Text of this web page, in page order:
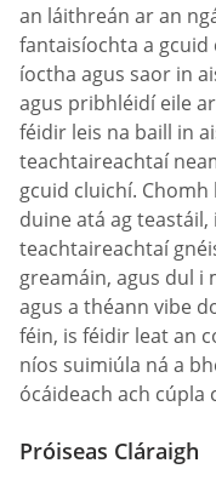
an láithreán ar an
fantaisíochta a gcuid
íoctha agus saor in
agus pribhléidí eile
féidir leis na baill in
teachtaireachtaí
gcuid cluichí.
duine atá ag
teachtaireachtaí
greamáin, agus dul i
agus a théann vibe
féin, is féidir leat an
níos suimiúla ná a
ócáideach ach cúpla
Próiseas Cláraigh